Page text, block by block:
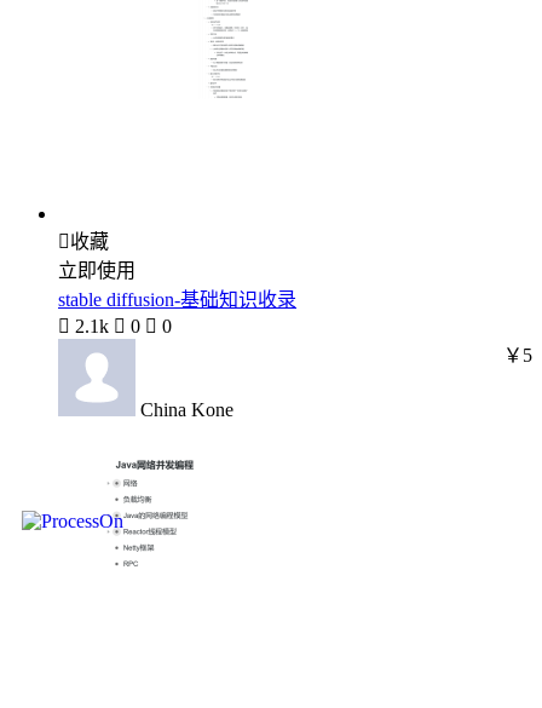
收藏
立即使用
stable diffusion-基础知识收录
 2.1k  0  0
China Kone
￥5